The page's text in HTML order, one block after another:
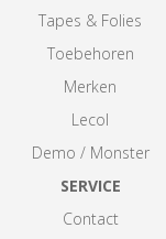
Tapes & Folies
Toebehoren
Merken
Lecol
Demo / Monster
SERVICE
Contact